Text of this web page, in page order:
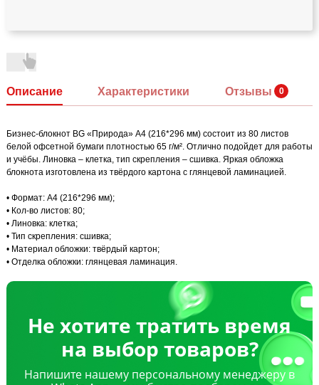
Описание Характеристики Отзывы
Бизнес-блокнот BG «Природа» А4 (216*296 мм) состоит из 80 листов
белой офсетной бумаги плотностью 65 г/м². Отлично подойдет для работы
и учёбы. Линовка – клетка, тип скрепления – сшивка. Яркая обложка
блокнота изготовлена из твёрдого картона с глянцевой ламинацией.
• Формат: А4 (216*296 мм);
• Кол-во листов: 80;
• Линовка: клетка;
• Тип скрепления: сшивка;
• Материал обложки: твёрдый картон;
• Отделка обложки: глянцевая ламинация.
Не хотите тратить время
на выбор товаров?
Напишите нашему персональному менеджеру в